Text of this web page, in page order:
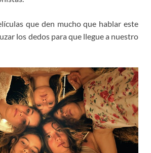
que den mucho que hablar este
los dedos para que llegue a nuestro